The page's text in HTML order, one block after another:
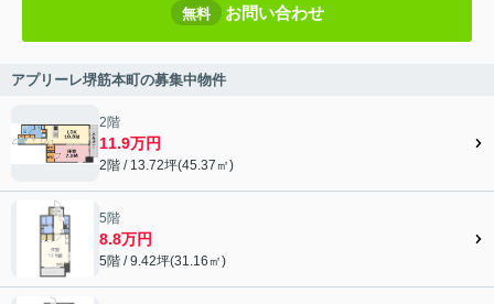
無料 お問い合わせ
アプリーレ堺筋本町の募集中物件
2階
11.9万円
2階 / 13.72坪(45.37㎡)
5階
8.8万円
5階 / 9.42坪(31.16㎡)